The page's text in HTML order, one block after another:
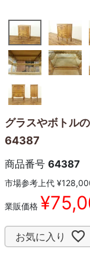
グラスやボトル
64387
商品番号 64387
市場参考上代 ¥
業販価格 ¥
お気に入り